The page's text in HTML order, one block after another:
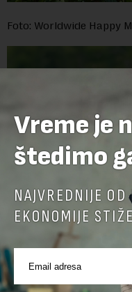
Foto: Worldwide Happy
Vreme je
štedimo
NAJVREDNIJE OD
EKONOMIJE